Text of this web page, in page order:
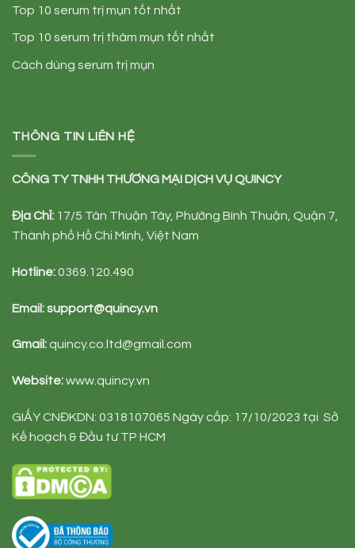
Top 10 serum trị mụn tốt nhất
Top 10 serum trị thâm mụn tốt nhất
Cách dùng serum trị mụn
THÔNG TIN LIÊN HỆ
CÔNG TY TNHH THƯƠNG MẠI D CH VỤQUINCY
Địa Chỉ: 17/5 Tân Thuận Tây, Phường Bình Thuận, Quận 7,
Thành phố Hồ Chi Minh, Việt Nam
Hotline:0369.120.490
Email:support@quincy.vn
Gmail: quincy.co.ltd@gmail.com
Website:www.quincy.vn
GIẤY CNĐKDN: 0318107065 Ngày cấp: 17/10/2023 tại Sở
Kế hoạch & Đầu tư TP HCM